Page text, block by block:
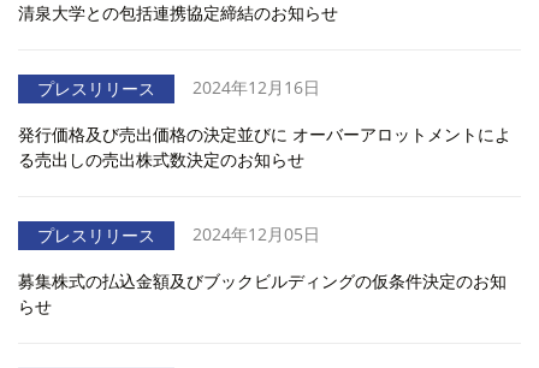
清泉大学との包括連携協定締結のお知らせ
プレスリリース 2024年12月16日
発行価格及び売出価格の決定並びに オーバーアロットメントによ
る売出しの売出株式数決定のお知らせ
プレスリリース 2024年12月05日
募集株式の払込金額及びブックビルディングの仮条件決定のお知
らせ